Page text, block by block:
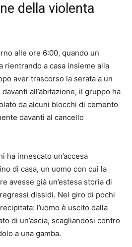
della violenta
alle ore 6:00, quando un
rientrando a casa insieme alla
aver trascorso la serata a un
all’abitazione, il gruppo ha
da alcuni blocchi di cemento
davanti al cancello
ha innescato un’accesa
di casa, un uomo con cui la
avesse già un’estesa storia di
dissidi. Nel giro di pochi
l’uomo è uscito dalla
di un’ascia, scagliandosi contro
a una gamba.